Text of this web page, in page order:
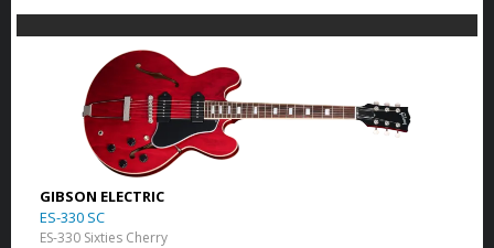
GIBSON ELECTRIC
ES-330 SC
ES-330 Sixties Cherry